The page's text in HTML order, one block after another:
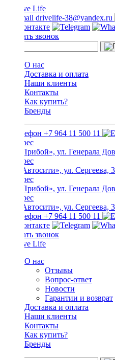
drivelife-38@yandex.ru
Заказать звонок
О нас
Доставка и оплата
Наши клиенты
Контакты
Как купить?
Бренды
+7 964 11 500 11
ТЦ «Прибой», ул. Генерала
ТЦ «Автосити», ул. Сергеева,
ТЦ «Прибой», ул. Генерала
ТЦ «Автосити», ул. Сергеева,
+7 964 11 500 11
Заказать звонок
О нас
Отзывы
Вопрос-ответ
Новости
Гарантии и возврат
Доставка и оплата
Наши клиенты
Контакты
Как купить?
Бренды